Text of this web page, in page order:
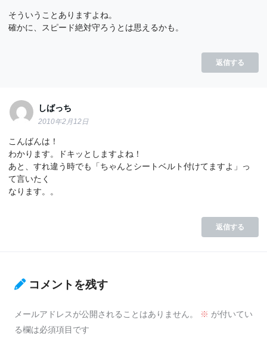
そういうことありますよね。
確かに、スピード絶対守ろうとは思えるかも。
返信する
しばっち
2010年2月12日
こんばんは！
わかります。ドキッとしますよね！
あと、すれ違う時でも「ちゃんとシートベルト付けてますよ」っ
て言いたく
なります。。
返信する
コメントを残す
メールアドレスが公開されることはありません。 ※ が付いてい
る欄は必須項目です